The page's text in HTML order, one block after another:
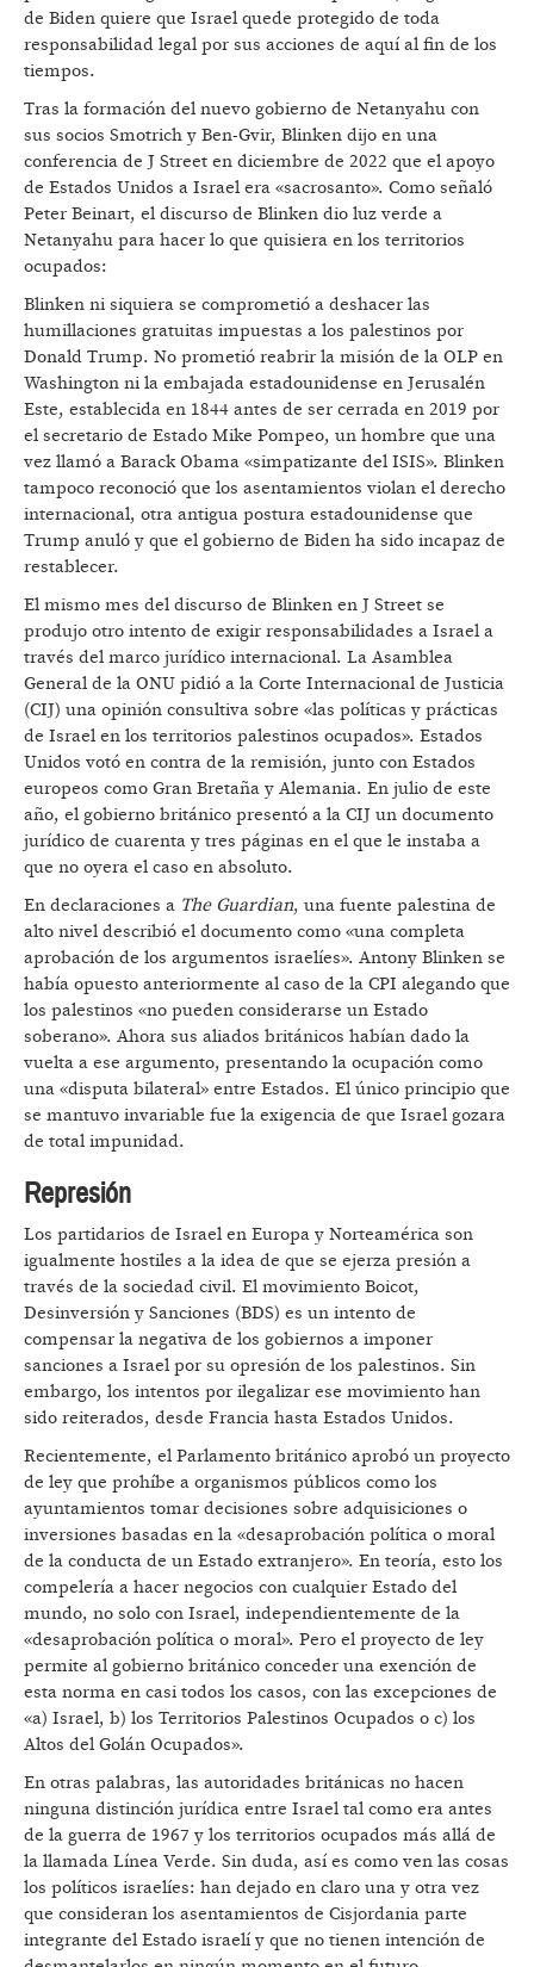
de Biden quiere que Israel quede protegido de toda
responsabilidad legal por sus acciones de aquí al fin de los
tiempos.
Tras la formación del nuevo gobierno de Netanyahu con
sus socios Smotrich y Ben-Gvir, Blinken dijo en una
conferencia de J Street en diciembre de 2022 que el apoyo
de Estados Unidos a Israel era «sacrosanto». Como señaló
Peter Beinart, el discurso de Blinken dio luz verde a
Netanyahu para hacer lo que quisiera en los territorios
ocupados:
Blinken ni siquiera se comprometió a deshacer las
humillaciones gratuitas impuestas a los palestinos por
Donald Trump. No prometió reabrir la misión de la OLP en
Washington ni la embajada estadounidense en Jerusalén
Este, establecida en 1844 antes de ser cerrada en 2019 por
el secretario de Estado Mike Pompeo, un hombre que una
vez llamó a Barack Obama «simpatizante del ISIS». Blinken
tampoco reconoció que los asentamientos violan el derecho
internacional, otra antigua postura estadounidense que
Trump anuló y que el gobierno de Biden ha sido incapaz de
restablecer.
El mismo mes del discurso de Blinken en J Street se
produjo otro intento de exigir responsabilidades a Israel a
través del marco jurídico internacional. La Asamblea
General de la ONU pidió a la Corte Internacional de Justicia
(CIJ) una opinión consultiva sobre «las políticas y prácticas
de Israel en los territorios palestinos ocupados». Estados
Unidos votó en contra de la remisión, junto con Estados
europeos como Gran Bretaña y Alemania. En julio de este
año, el gobierno británico presentó a la CIJ un documento
jurídico de cuarenta y tres páginas en el que le instaba a
que no oyera el caso en absoluto.
En declaraciones a The Guardian, una fuente palestina de
alto nivel describió el documento como «una completa
aprobación de los argumentos israelíes». Antony Blinken se
había opuesto anteriormente al caso de la CPI alegando que
los palestinos «no pueden considerarse un Estado
soberano». Ahora sus aliados británicos habían dado la
vuelta a ese argumento, presentando la ocupación como
una «disputa bilateral» entre Estados. El único principio que
se mantuvo invariable fue la exigencia de que Israel gozara
de total impunidad.
Represión
Los partidarios de Israel en Europa y Norteamérica son
igualmente hostiles a la idea de que se ejerza presión a
través de la sociedad civil. El movimiento Boicot,
Desinversión y Sanciones (BDS) es un intento de
compensar la negativa de los gobiernos a imponer
sanciones a Israel por su opresión de los palestinos. Sin
embargo, los intentos por ilegalizar ese movimiento han
sido reiterados, desde Francia hasta Estados Unidos.
Recientemente, el Parlamento británico aprobó un proyecto
de ley que prohíbe a organismos públicos como los
ayuntamientos tomar decisiones sobre adquisiciones o
inversiones basadas en la «desaprobación política o moral
de la conducta de un Estado extranjero». En teoría, esto los
compelería a hacer negocios con cualquier Estado del
mundo, no solo con Israel, independientemente de la
«desaprobación política o moral». Pero el proyecto de ley
permite al gobierno británico conceder una exención de
esta norma en casi todos los casos, con las excepciones de
«a) Israel, b) los Territorios Palestinos Ocupados o c) los
Altos del Golán Ocupados».
En otras palabras, las autoridades británicas no hacen
ninguna distinción jurídica entre Israel tal como era antes
de la guerra de 1967 y los territorios ocupados más allá de
la llamada Línea Verde. Sin duda, así es como ven las cosas
los políticos israelíes: han dejado en claro una y otra vez
que consideran los asentamientos de Cisjordania parte
integrante del Estado israelí y que no tienen intención de